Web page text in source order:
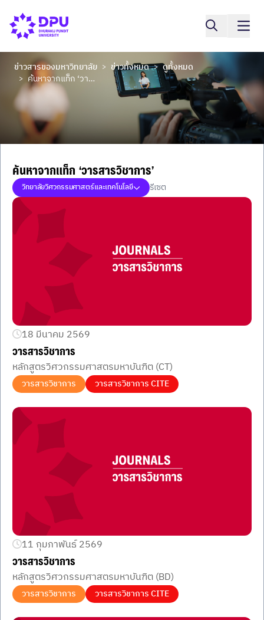
ข่าวสารของมหาวิทยาลัย > ข่าวทั้งหมด > ดูทั้งหมด
> ค้นหาจากแท็ก ‘วารสารวิชาการ’
ค้นหาจากแท็ก ‘วารสารวิชาการ’
วิทยาลัยวิศวกรรมศาสตร์และเทคโนโลยี รีเซต
18 มีนาคม 2569
วารสารวิชาการ
หลักสูตรวิศวกรรมศาสตรมหาบันฑิต (CT)
วารสารวิชาการ วารสารวิชาการ CITE
11 กุมภาพันธ์ 2569
วารสารวิชาการ
หลักสูตรวิศวกรรมศาสตรมหาบันฑิต (BD)
วารสารวิชาการ วารสารวิชาการ CITE